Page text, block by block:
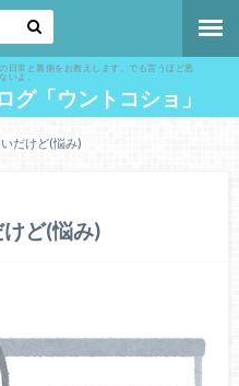
日常と裏側をお教えします。でも言うほど悪
いよ。
グ「ウントコショ」
だけど(悩み)
ど(悩み)